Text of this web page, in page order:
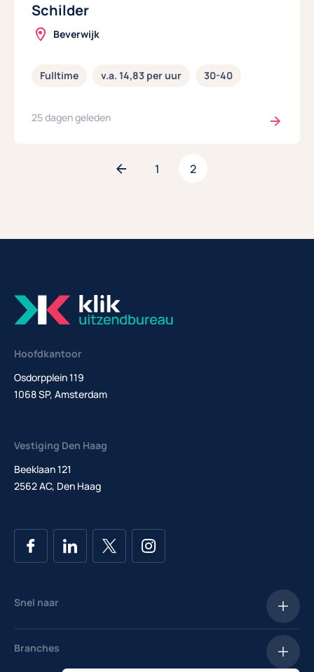
Schilder
Beverwijk
Fulltime v.a. 14,83 per uur 30-40
25 dagen geleden
1 2
Hoofdkantoor
Osdorpplein 119
1068 SP, Amsterdam
Vestiging Den Haag
Beeklaan 121
2562 AC, Den Haag
Snel naar
Salarischecker
Branches